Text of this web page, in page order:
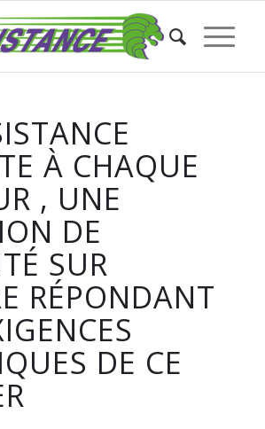
À CHAQUE
, UNE
DE
SUR
RÉPONDANT
DE CE